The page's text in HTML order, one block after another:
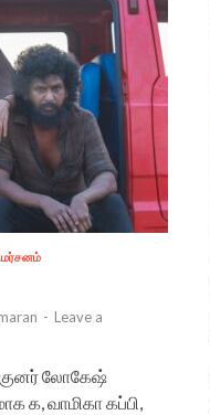
- Leave a
லோகேஷ்
க, வாமிகா கப்பி,